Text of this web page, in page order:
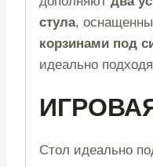
стула,
корзинами под
идеально
Стол идеально